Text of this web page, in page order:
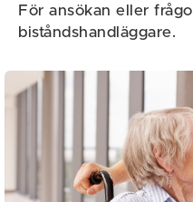
För ansökan eller
biståndshandläggare.